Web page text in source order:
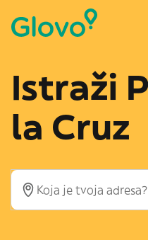
Istraži
la Cruz